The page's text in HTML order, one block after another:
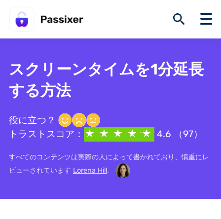
スクリーンタイムを1分延長
する方法
役に立つ？
トラストスコア：
4.6 （97）
すべてのコンテンツは実際の人によって書かれており、慎重にレ
ビューされています Lorena Hill.